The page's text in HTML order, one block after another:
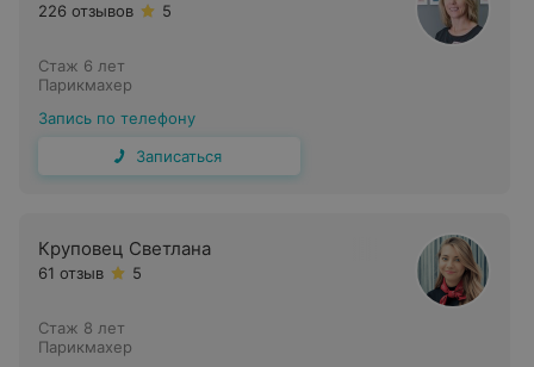
226 отзывов 5
Стаж 6 лет
Парикмахер
Запись по телефону
Записаться
Круповец Светлана
61 отзыв 5
Стаж 8 лет
Парикмахер